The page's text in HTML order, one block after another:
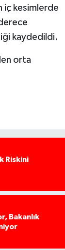
iç kesimlerde
kaydedildi.
orta
Riskini
Bakanlık